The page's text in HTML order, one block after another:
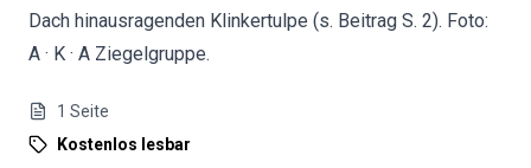
Dach hinausragenden Klinkertulpe (s. Beitrag S. 2). Foto:
A · K · A Ziegelgruppe.
1 Seite
Kostenlos lesbar